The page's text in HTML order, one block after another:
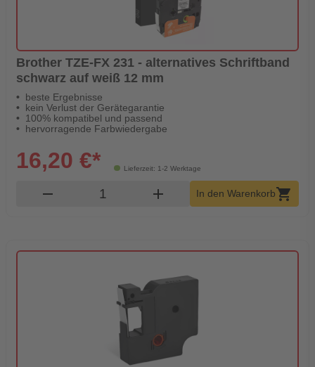
Brother TZE-FX 231 - alternatives Schriftband
schwarz auf weiß 12 mm
beste Ergebnisse
kein Verlust der Gerätegarantie
100% kompatibel und passend
hervorragende Farbwiedergabe
Lieferzeit: 1-2 Werktage
16,20 €*
remove Produkt Warenkorb Menge
add In den Warenkorbshopping_cart